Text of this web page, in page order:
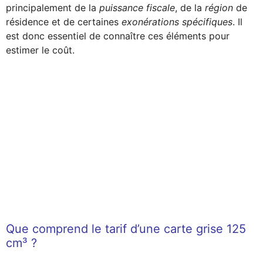
principalement de la puissance fiscale, de la région de
résidence et de certaines exonérations spécifiques. Il
est donc essentiel de connaître ces éléments pour
estimer le coût.
Que comprend le tarif d’une carte grise 125
cm³ ?